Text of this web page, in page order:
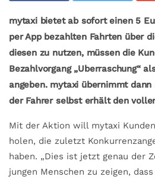
mytaxi bietet ab sofort einen 5
per App bezahlten Fahrten über
diesen zu nutzen, müssen die
Bezahlvorgang „Uberraschung“
angeben. mytaxi übernimmt
der Fahrer selbst erhält den
Mit der Aktion will mytaxi
holen, die zuletzt
haben. „Dies ist jetzt genau der
jungen Menschen zu zeigen,